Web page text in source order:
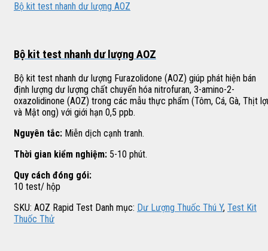
Bộ kit test nhanh dư lượng AOZ
Bộ kit test nhanh dư lượng AOZ
Bộ kit test nhanh dư lượng Furazolidone (AOZ) giúp phát hiện bán
định lượng dư lượng chất chuyển hóa nitrofuran, 3-amino-2-
oxazolidinone (AOZ) trong các mẫu thực phẩm (Tôm, Cá, Gà, Thịt
và Mật ong) với giới hạn 0,5 ppb.
Nguyên tắc: Miễn dịch cạnh tranh.
Thời gian kiểm nghiệm: 5-10 phút.
Quy cách đóng gói:
10 test/ hộp
SKU: AOZ Rapid Test Danh mục: Dư Lượng Thuốc Thú Y, Test Kit
Thuốc Thử